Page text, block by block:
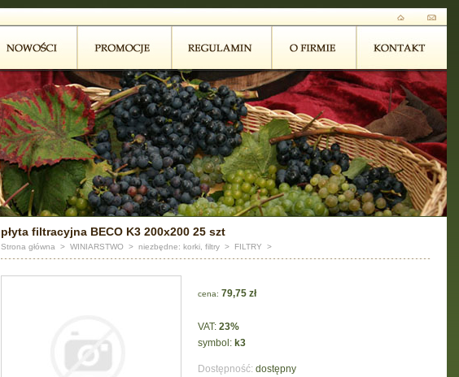
płyta filtracyjna BECO K3 200x200 25 szt
Strona główna > WINIARSTWO > niezbędne: korki, filtry > FILTRY >
cena: 79,75 zł
VAT: 23%
symbol: k3
Dostępność: dostępny